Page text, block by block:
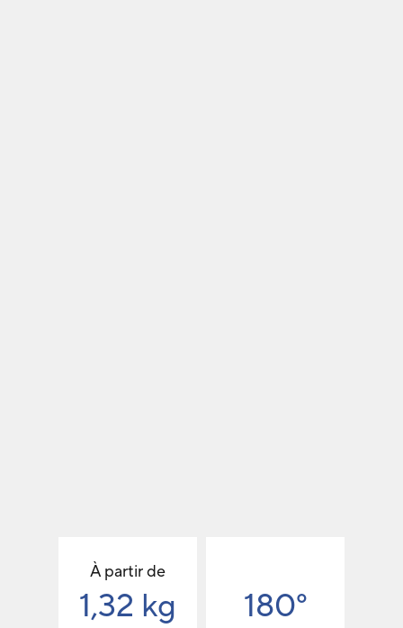
À partir de
1,32 kg 180°